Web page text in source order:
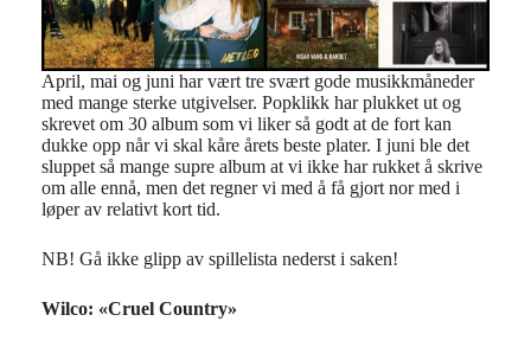
April, mai og juni har vært tre svært gode musikkmåneder
med mange sterke utgivelser. Popklikk har plukket ut og
skrevet om 30 album som vi liker så godt at de fort kan
dukke opp når vi skal kåre årets beste plater. I juni ble det
sluppet så mange supre album at vi ikke har rukket å skrive
om alle ennå, men det regner vi med å få gjort nor med i
løper av relativt kort tid.
NB! Gå ikke glipp av spillelista nederst i saken!
Wilco: «Cruel Country»